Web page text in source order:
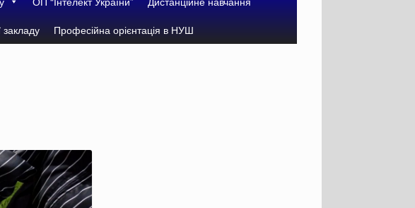
закладу Професійна орієнтація в НУШ